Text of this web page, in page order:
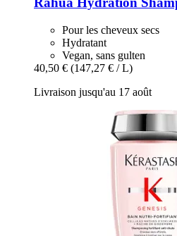
Pour les cheveux secs
Hydratant
Vegan, sans gulten
40,50 € (147,27 € / L)
Livraison jusqu'au 17 août